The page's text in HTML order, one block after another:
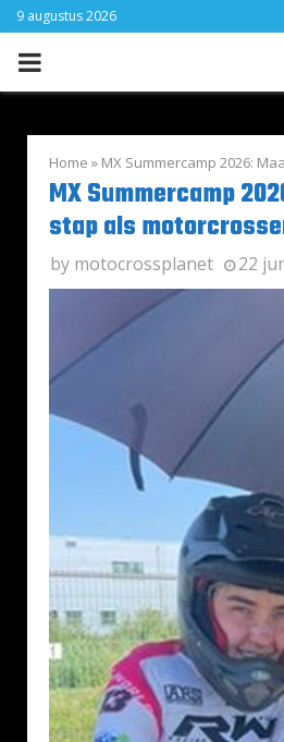
9 augustus 2026
PRIMARY
Home » MX Summercamp 2026:
MX Summercamp
stap als
by motocrossplanet 22